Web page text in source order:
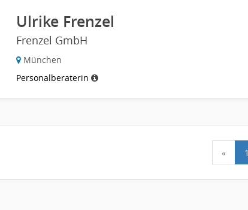
Ulrike Frenzel
Frenzel GmbH
München
Personalberaterin
« 1